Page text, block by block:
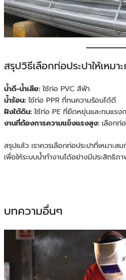
สรุปวิธีเลือกท่อประปาให้เหมา
น้ำดี-น้ำเสีย:ใช้ท่อ PVC สีฟ้า
น้ำร้อน:ใช้ท่อ PPR ที่ทนความร้อนได้ดี
ฝังใต้ดิน:ใช้ท่อ PE ที่ยืดหยุ่นและทนแรง
งานที่ต้องการความแข็งแรงสูง:เลือกท่อ
สรุปแล้ว เราควรเลือกท่อประปาที่เหมาะ
เพื่อให้ระบบน้ำทำงานได้อย่างมีประสิทธิภ
บทความอื่นๆ